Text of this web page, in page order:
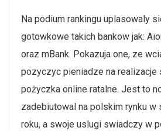
Na podium rankingu uplasowaly
gotowkowe takich bankow jak:
oraz mBank. Pokazuja one, ze
pozyczyc pieniadze na realizacje
pożyczka online ratalne. Jest to
zadebiutowal na polskim rynku w
roku, a swoje uslugi swiadczy w